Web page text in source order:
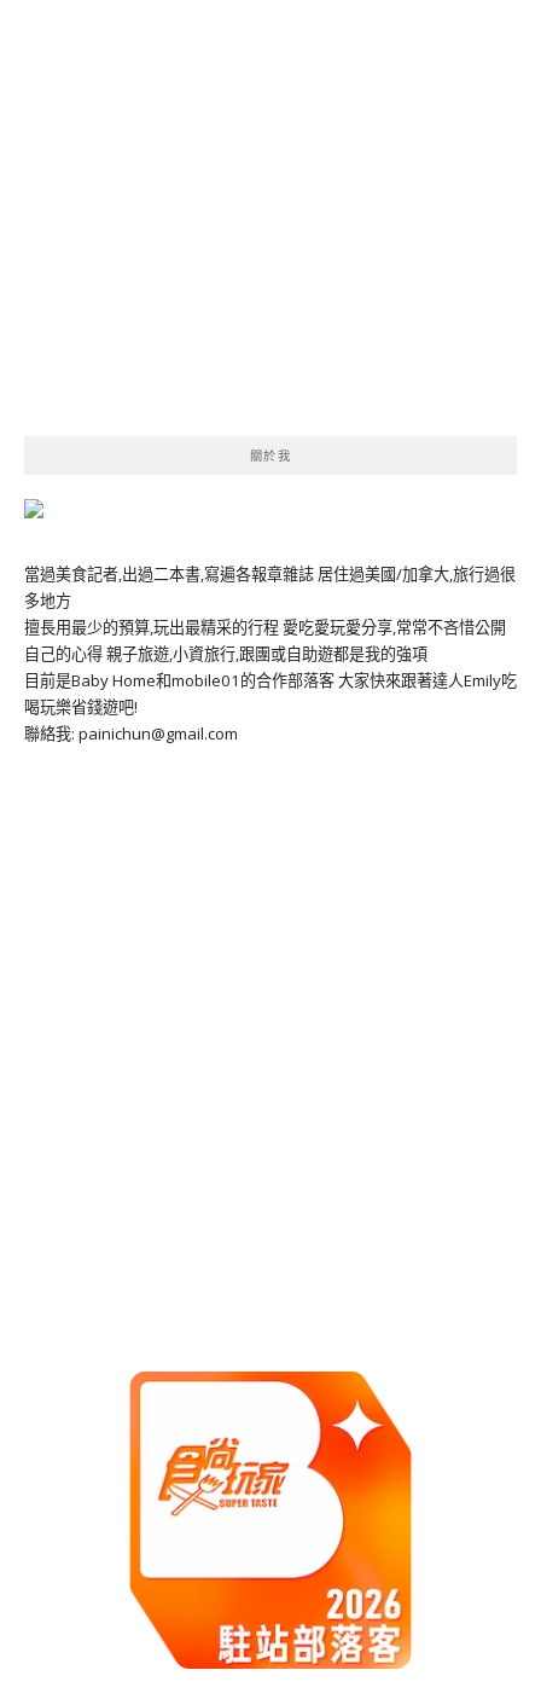
關於我
當過美食記者,出過二本書,寫遍各報章雜誌 居住過美國/加拿大,旅行過很
多地方
擅長用最少的預算,玩出最精采的行程 愛吃愛玩愛分享,常常不吝惜公開
自己的心得 親子旅遊,小資旅行,跟團或自助遊都是我的強項
目前是Baby Home和mobile01的合作部落客 大家快來跟著達人Emily吃
喝玩樂省錢遊吧!
聯絡我: painichun@gmail.com